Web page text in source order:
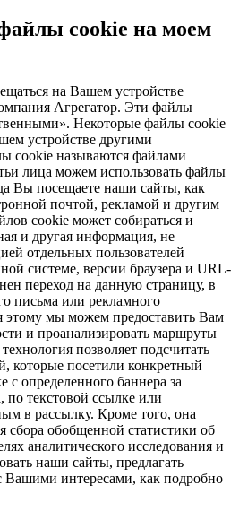
cookie на моем
на Вашем устройстве
Агрегатор. Эти файлы
Некоторые файлы cookie
устройстве другими
cookie называются файлами
лица можем использовать файлы
Вы посещаете наши сайты, как
почтой, рекламой и другим
cookie может собираться и
и другая информация, не
отдельных пользователей
системе, версии браузера и URL-
переход на данную страницу, в
письма или рекламного
этому мы можем предоставить Вам
и проанализировать маршруты
позволяет подсчитать
которые посетили конкретный
с определенного баннера за
по текстовой ссылке или
в рассылку. Кроме того, она
сбора обобщенной статистики об
аналитического исследования и
наши сайты, предлагать
Вашими интересами, как подробно